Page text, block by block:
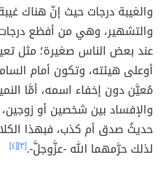
والغيبة درجات حيث إنّ هناك
والتشهير، وهي من أفظع
عند بعض الناس صغيرة؛ مثل
أوعلى هيئته، وتكون أمام
مُعيَّن دون إخفاء اسمه، أمَّا
والإفساد بين شخصين أو
حديثُ صدق أم كذب، فبهذا
لذلك حرَّمهما الله -عزَّوجلَّ-.[٣] [٤]